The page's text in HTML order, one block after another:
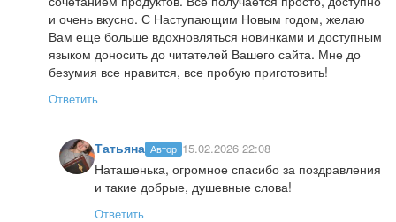
и очень вкусно. С Наступающим Новым годом, желаю
Вам еще больше вдохновляться новинками и доступным
языком доносить до читателей Вашего сайта. Мне до
безумия все нравится, все пробую приготовить!
Ответить
Татьяна Автор 15.02.2026 22:08
Наташенька, огромное спасибо за поздравления
и такие добрые, душевные слова!
Ответить